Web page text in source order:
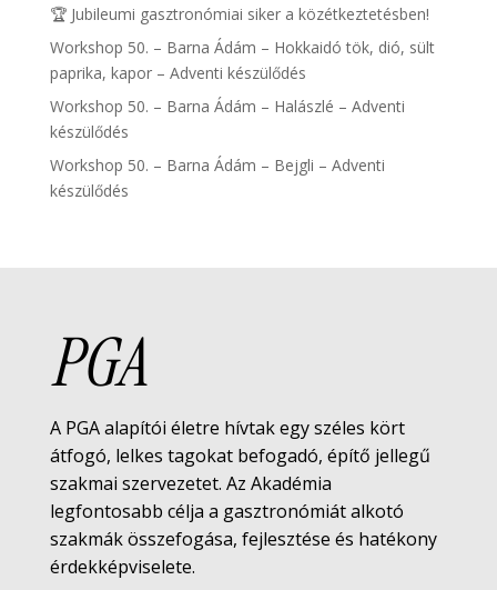
🏆 Jubileumi gasztronómiai siker a közétkeztetésben!
Workshop 50. – Barna Ádám – Hokkaidó tök, dió, sült
paprika, kapor – Adventi készülődés
Workshop 50. – Barna Ádám – Halászlé – Adventi
készülődés
Workshop 50. – Barna Ádám – Bejgli – Adventi
készülődés
PGA
A PGA alapítói életre hívtak egy széles kört
átfogó, lelkes tagokat befogadó, építő jellegű
szakmai szervezetet. Az Akadémia
legfontosabb célja a gasztronómiát alkotó
szakmák összefogása, fejlesztése és hatékony
érdekképviselete.